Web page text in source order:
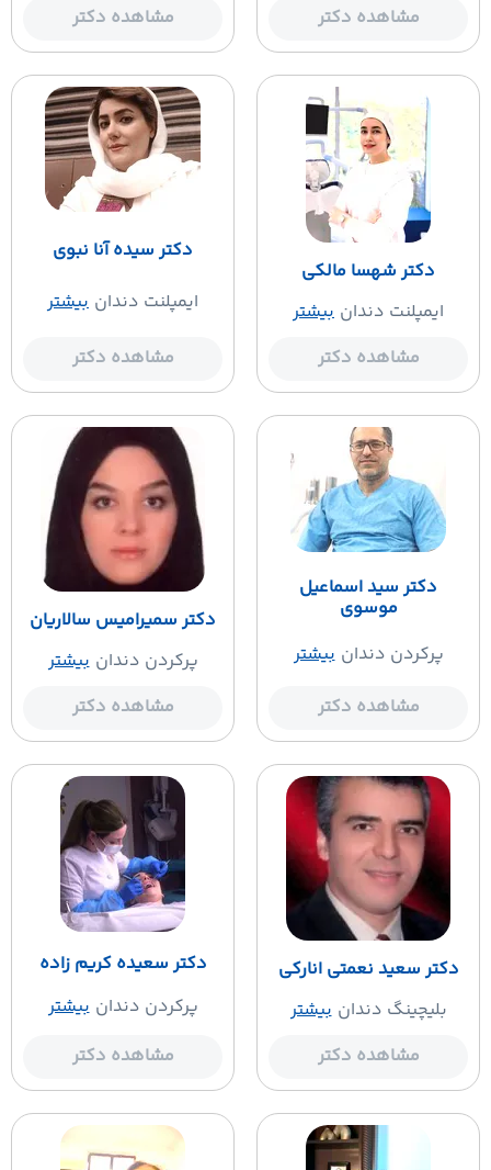
مشاهده دکتر
مشاهده دکتر
دکتر شهسا مالکی
ایمپلنت دندان بیشتر
مشاهده دکتر
دکتر سیده آنا نبوی
ایمپلنت دندان بیشتر
مشاهده دکتر
دکتر سید اسماعیل
موسوی
پرکردن دندان بیشتر
مشاهده دکتر
دکتر سمیرامیس سالاریان
پرکردن دندان بیشتر
مشاهده دکتر
دکتر سعید نعمتی انارکی
بلیچینگ دندان بیشتر
مشاهده دکتر
دکتر سعیده کریم زاده
پرکردن دندان بیشتر
مشاهده دکتر